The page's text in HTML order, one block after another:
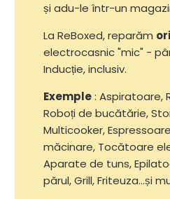
și adu-le într-un
La ReBoxed, reparăm
electrocasnic "mic" -
Inducție, inclusiv.
Exemple: Aspiratoare,
Roboți de bucătărie,
Multicooker,
măcinare, Tocătoare
Aparate de tuns,
părul, Grill, Friteuza...și